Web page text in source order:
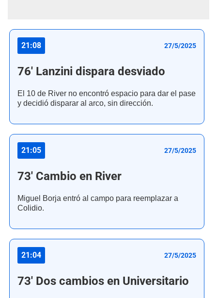
21:08 27/5/2025
76' Lanzini dispara desviado
El 10 de River no encontró espacio para dar el pase
y decidió disparar al arco, sin dirección.
21:05 27/5/2025
73' Cambio en River
Miguel Borja entró al campo para reemplazar a
Colidio.
21:04 27/5/2025
73' Dos cambios en Universitario